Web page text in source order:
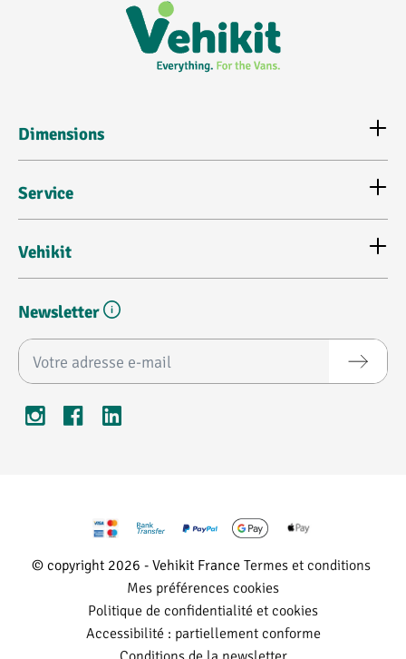
Dimensions
Service
Vehikit
Newsletter
Adresse e-mail*
© copyright 2026 - Vehikit FranceTermes et conditions
Mes préférences cookies
Politique de confidentialité et cookies
Accessibilité : partiellement conforme
Conditions de la newsletter